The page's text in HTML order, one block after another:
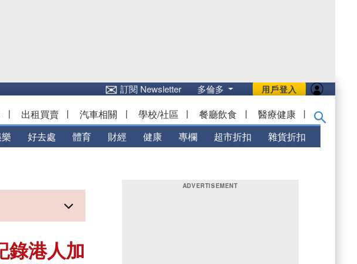
用戶登入
✉訂閱 Newsletter 多倫多
| 出租買賣 | 汽車相關 | 學校/社區 | 餐廳飲食 | 醫療健康 |
好去處 體育 財經 健康 專欄 超市折扣 雜貨折扣
港人加